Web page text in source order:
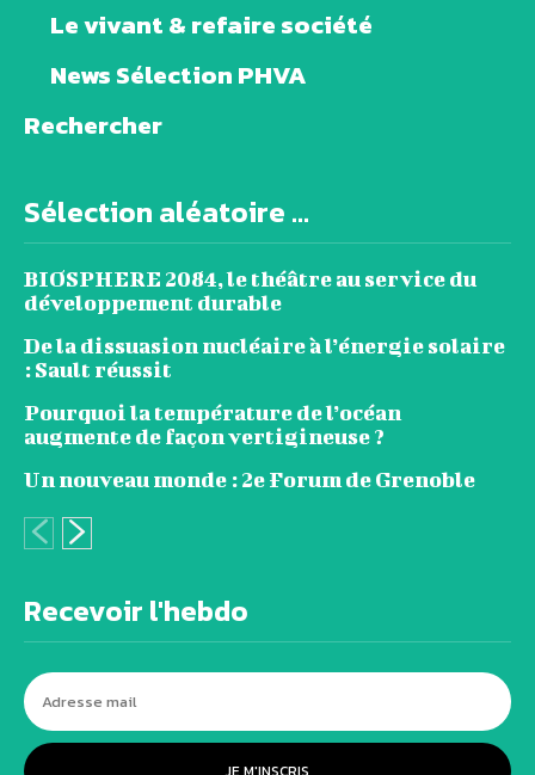
Le vivant & refaire société
News Sélection PHVA
Rechercher
Sélection aléatoire ...
BIOSPHERE 2084, le théâtre au service du
développement durable
De la dissuasion nucléaire à l’énergie solaire
: Sault réussit
Pourquoi la température de l’océan
augmente de façon vertigineuse ?
Un nouveau monde : 2e Forum de Grenoble
Recevoir l'hebdo